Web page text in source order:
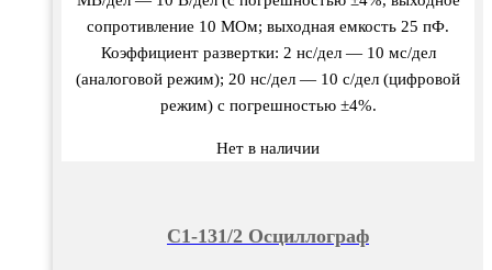
сопротивление 10 МОм; выходная емкость 25 пФ.
Коэффициент развертки: 2 нс/дел — 10 мс/дел
(аналоговой режим); 20 нс/дел — 10 с/дел (цифровой
режим) с погрешностью ±4%.
Нет в наличии
С1-131/2 Осциллограф